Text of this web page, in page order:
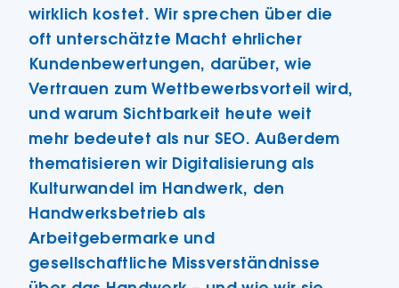
wirklich kostet. Wir sprechen über die
oft unterschätzte Macht ehrlicher
Kundenbewertungen, darüber, wie
Vertrauen zum Wettbewerbsvorteil wird,
und warum Sichtbarkeit heute weit
mehr bedeutet als nur SEO. Außerdem
thematisieren wir Digitalisierung als
Kulturwandel im Handwerk, den
Handwerksbetrieb als
Arbeitgebermarke und
gesellschaftliche Missverständnisse